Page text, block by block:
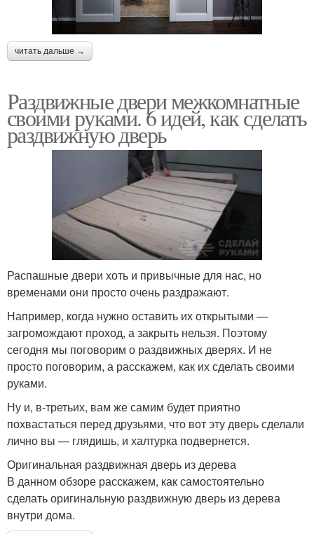
читать дальше →
Раздвижные двери межкомнатные
своими руками. 6 идей, как сделать
раздвижную дверь
Распашные двери хоть и привычные для нас, но
временами они просто очень раздражают.
Например, когда нужно оставить их открытыми —
загромождают проход, а закрыть нельзя. Поэтому
сегодня мы поговорим о раздвижных дверях. И не
просто поговорим, а расскажем, как их сделать своими
руками.
Ну и, в-третьих, вам же самим будет приятно
похвастаться перед друзьями, что вот эту дверь сделали
лично вы — глядишь, и халтурка подвернется.
Оригинальная раздвижная дверь из дерева
В данном обзоре расскажем, как самостоятельно
сделать оригинальную раздвижную дверь из дерева
внутри дома.